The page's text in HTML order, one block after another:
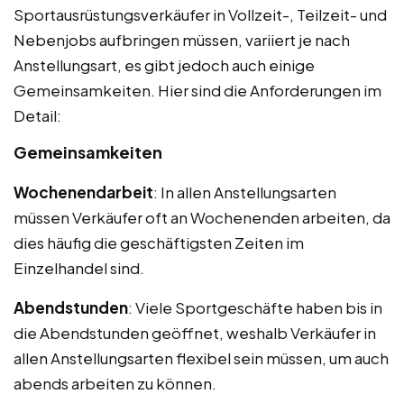
Sportausrüstungsverkäufer in Vollzeit-, Teilzeit- und
Nebenjobs aufbringen müssen, variiert je nach
Anstellungsart, es gibt jedoch auch einige
Gemeinsamkeiten. Hier sind die Anforderungen im
Detail:
Gemeinsamkeiten
Wochenendarbeit: In allen Anstellungsarten
müssen Verkäufer oft an Wochenenden arbeiten, da
dies häufig die geschäftigsten Zeiten im
Einzelhandel sind.
Abendstunden: Viele Sportgeschäfte haben bis in
die Abendstunden geöffnet, weshalb Verkäufer in
allen Anstellungsarten flexibel sein müssen, um auch
abends arbeiten zu können.